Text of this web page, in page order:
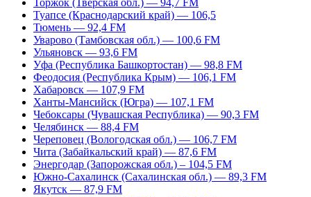
Торжок (Тверская обл.) — 94,7 FM
Туапсе (Краснодарский край) — 106,5
Тюмень — 92,4 FM
Уварово (Тамбовская обл.) — 100,6 FM
Ульяновск — 93,6 FM
Уфа (Республика Башкортостан) — 98,8 FM
Феодосия (Республика Крым) — 106,1 FM
Хабаровск — 107,9 FM
Ханты-Мансийск (Югра) — 107,1 FM
Чебоксары (Чувашская Республика) — 90,3 FM
Челябинск — 88,4 FM
Череповец (Вологодская обл.) — 106,7 FM
Чита (Забайкальский край) — 87,6 FM
Энергодар (Запорожская обл.) – 104,5 FM
Южно-Сахалинск (Сахалинская обл.) — 89,3 FM
Якутск — 87,9 FM